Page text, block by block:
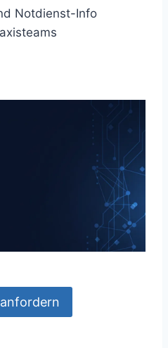
Notdienst-Info